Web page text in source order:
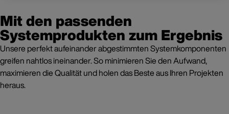
Mit den passenden
Systemprodukten zum Ergebnis
Unsere perfekt aufeinander abgestimmten Systemkomponenten
greifen nahtlos ineinander. So minimieren Sie den Aufwand,
maximieren die Qualität und holen das Beste aus Ihren Projekten
heraus.